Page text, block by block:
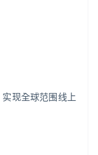
现全球范围线上